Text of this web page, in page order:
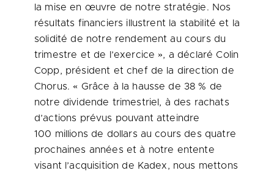
la mise en œuvre de notre stratégie. Nos
résultats financiers illustrent la stabilité et la
solidité de notre rendement au cours du
trimestre et de l’exercice », a déclaréColin
Copp, président et chef de la direction de
Chorus. « Grâce à la hausse de 38 % de
notre dividende trimestriel, à des rachats
d’actions prévus pouvant atteindre
100 millions de dollars au cours des quatre
prochaines années et à notre entente
visant l’acquisition de Kadex, nous mettons